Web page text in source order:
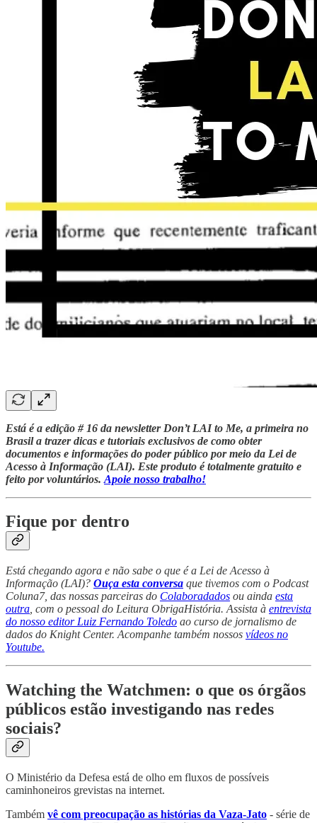
Está é a edição # 16 da newsletter Don’t LAI to Me, a primeira no
Brasil a trazer dicas e tutoriais exclusivos de como obter
documentos e informações do poder público por meio da Lei de
Acesso à Informação (LAI). Este produto é totalmente gratuito e
feito por voluntários. Apoie nosso trabalho!
Fique por dentro
Está chegando agora e não sabe o que é a Lei de Acesso à
Informação (LAI)? Ouça esta conversa que tivemos com o Podcast
Coluna7, das nossas parceiras do Colaboradados ou ainda esta
outra , com o pessoal do Leitura ObrigaHistória. Assista à entrevista
do nosso editor Luiz Fernando Toledo ao curso de jornalismo de
dados do Knight Center. Acompanhe também nossos vídeos no
Youtube.
Watching the Watchmen: o que os órgãos
públicos estão investigando nas redes
sociais?
O Ministério da Defesa está de olho em fluxos de possíveis
caminhoneiros grevistas na internet.
Também vê com preocupação as histórias da Vaza-Jato - série de